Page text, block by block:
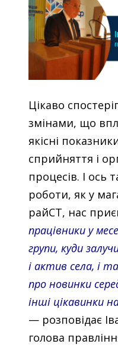
Цікаво
змінами, що
якісні
сприйняття і
процесів. І ось
роботи, як у
райСТ, нас
працівники у
групи, куди
і актив села, і
про новинки
інші цікавинки
— розповідає
голова